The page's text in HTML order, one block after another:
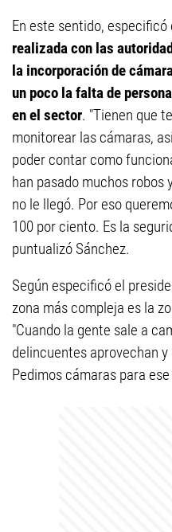
En este sentido, especificó
realizada con las
la incorporación de
un poco la falta de
en el sector. "Tienen que
monitorear las cámaras,
poder contar como
han pasado muchos robos
no le llegó. Por eso
100 por ciento. Es la
puntualizó Sánchez.
Según especificó el
zona más compleja es la
"Cuando la gente sale a
delincuentes aprovechan
Pedimos cámaras para